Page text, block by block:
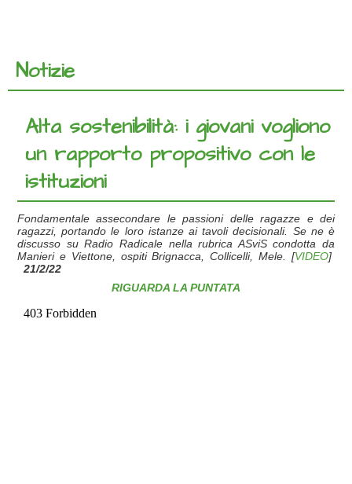
Notizie
Alta sostenibilità: i giovani vogliono
un rapporto propositivo con le
istituzioni
Fondamentale assecondare le passioni delle ragazze e dei
ragazzi, portando le loro istanze ai tavoli decisionali. Se ne è
discusso su Radio Radicale nella rubrica ASviS condotta da
Manieri e Viettone, ospiti Brignacca, Collicelli, Mele. [VIDEO]
21/2/22
RIGUARDA LA PUNTATA